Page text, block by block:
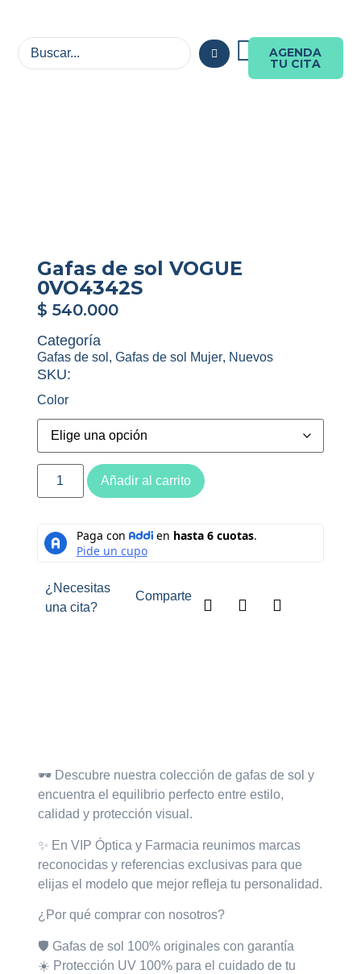
AGENDA
TU CITA
Gafas de sol VOGUE
0VO4342S
$ 540.000
Categoría
Gafas de sol , Gafas de sol Mujer, Nuevos
SKU:
Color
Añadir al carrito
¿Necesitas
una cita?
Comparte
🕶️ Descubre nuestra colección de gafas de sol y
encuentra el equilibrio perfecto entre estilo,
calidad y protección visual.
✨ En VIP Óptica y Farmacia reunimos marcas
reconocidas y referencias exclusivas para que
elijas el modelo que mejor refleja tu personalidad.
¿Por qué comprar con nosotros?
🛡️ Gafas de sol 100% originales con garantía
☀️ Protección UV 100% para el cuidado de tu